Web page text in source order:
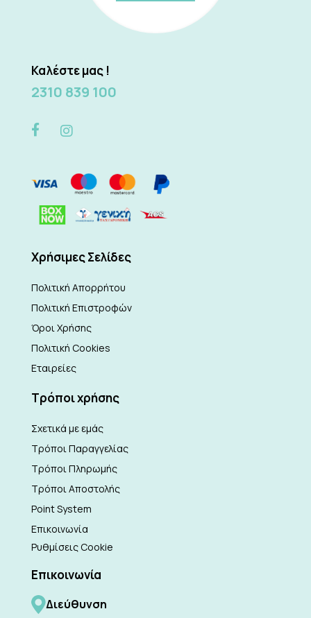
Καλέστε μας !
2310 839 100
Xρήσιμες Σελίδες
Πολιτική Απορρήτου
Πολιτική Επιστροφών
Όροι Χρήσης
Πολιτική Cookies
Εταιρείες
Τρόποι χρήσης
Σχετικά με εμάς
Τρόποι Παραγγελίας
Τρόποι Πληρωμής
Τρόποι Αποστολής
Point System
Επικοινωνία
Ρυθμίσεις Cookie
Επικοινωνία
Διεύθυνση